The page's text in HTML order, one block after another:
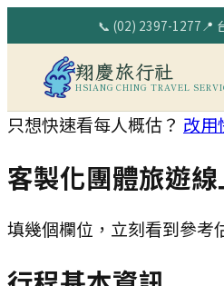
📞 (02) 2397-1277📍
翔慶旅行社
HSIANG CHING TRAVEL
只想快速看每人概估？ 改
客製化團體旅遊
填幾個欄位，立刻看到參考